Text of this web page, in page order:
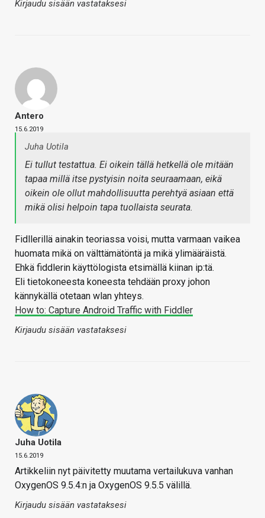
Kirjaudu sisään vastataksesi
Antero
15.6.2019
Juha Uotila
Ei tullut testattua. Ei oikein tällä hetkellä ole mitään
tapaa millä itse pystyisin noita seuraamaan, eikä
oikein ole ollut mahdollisuutta perehtyä asiaan että
mikä olisi helpoin tapa tuollaista seurata.
Fidllerillä ainakin teoriassa voisi, mutta varmaan vaikea
huomata mikä on välttämätöntä ja mikä ylimääräistä.
Ehkä fiddlerin käyttölogista etsimällä kiinan ip:tä.
Eli tietokoneesta koneesta tehdään proxy johon
kännykällä otetaan wlan yhteys.
How to: Capture Android Traffic with Fiddler
Kirjaudu sisään vastataksesi
Juha Uotila
15.6.2019
Artikkeliin nyt päivitetty muutama vertailukuva vanhan
OxygenOS 9.5.4:n ja OxygenOS 9.5.5 välillä.
Kirjaudu sisään vastataksesi